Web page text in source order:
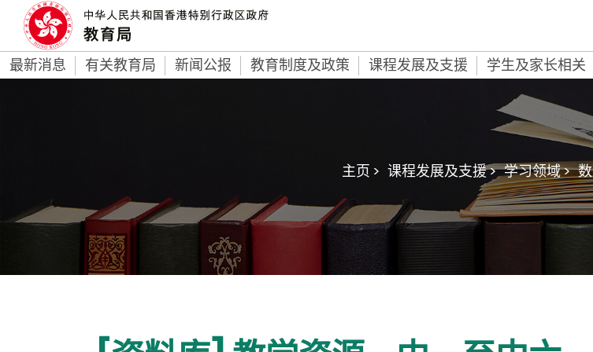
最新消息 有关教育局 新闻公报 教育制度及政策 课程发展及支援 学生及家长相关
主页 > 课程发展及支援 > 学习领域 >